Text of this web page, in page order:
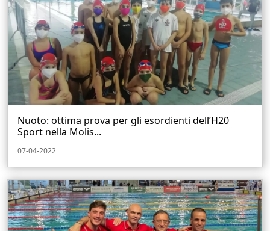
Nuoto: ottima prova per gli esordienti dell’H20
Sport nella Molis...
07-04-2022